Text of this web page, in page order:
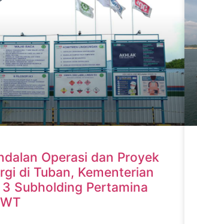
Operasi dan Proyek
di Tuban, Kementerian
Subholding Pertamina